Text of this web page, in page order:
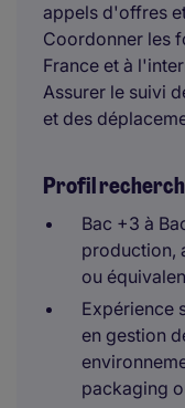
appels d'offres
Coordonner les
France et à
Assurer le suivi
et des
Profil
Bac +3 à
production,
ou
Expérience
en gestion
packaging